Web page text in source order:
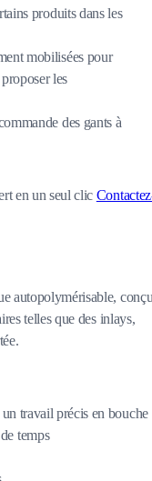
produits dans les
mobilisées pour
les
des gants à
en un seul clic
autopolymérisable,
telles que des inlays,
travail précis en bouche
temps